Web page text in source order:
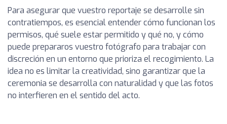
Para asegurar que vuestro reportaje se desarrolle sin
contratiempos, es esencial entender cómo funcionan los
permisos, qué suele estar permitido y qué no, y cómo
puede prepararos vuestro fotógrafo para trabajar con
discreción en un entorno que prioriza el recogimiento. La
idea no es limitar la creatividad, sino garantizar que la
ceremonia se desarrolla con naturalidad y que las fotos
no interfieren en el sentido del acto.